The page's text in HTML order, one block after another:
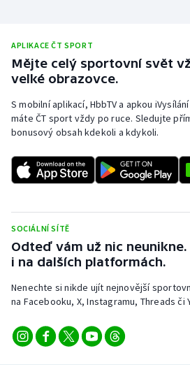
APLIKACE ČT SPORT
Mějte celý sportovní svět
velké obrazovce.
S mobilní aplikací, HbbTV a apkou
máte ČT sport vždy po ruce. Sledujte
bonusový obsah kdekoli a kdykoli.
SOCIÁLNÍ SÍTĚ
Odteď vám už nic
i na dalších platformách.
Nenechte si nikde ujít nejnovější
na Facebooku, X, Instagramu, Threads či